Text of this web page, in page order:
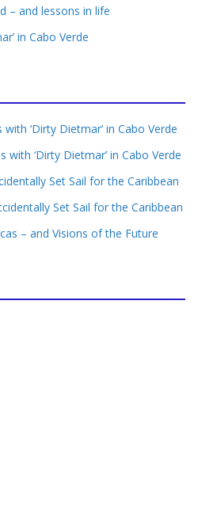
– and lessons in life
in Cabo Verde
‘Dirty Dietmar’ in Cabo Verde
with ‘Dirty Dietmar’ in Cabo Verde
Set Sail for the Caribbean
Set Sail for the Caribbean
– and Visions of the Future